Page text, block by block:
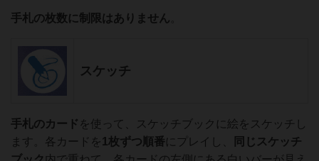
手札の枚数に制限はありません
スケッチ
手札のカード を使って、スケッチブックに絵をスケッチし
ます。各カードを1枚ずつ順番にプレイし、
同じスケッチ